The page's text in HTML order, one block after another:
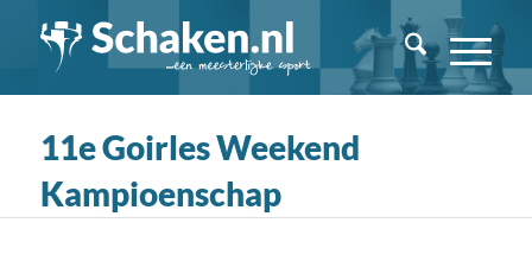
11e Goirles Weekend
Kampioenschap